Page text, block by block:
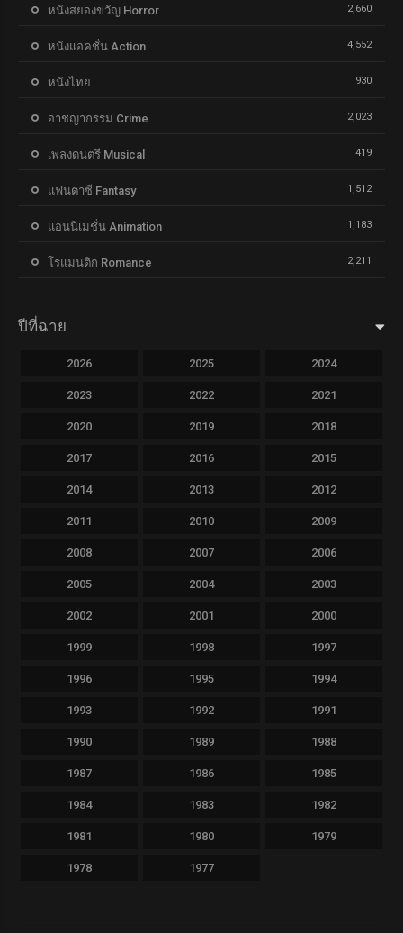
หนังสยองขวัญ Horror 2,660
หนังแอคชั่น Action 4,552
หนังไทย 930
อาชญากรรม Crime 2,023
เพลงดนตรี Musical 419
แฟนตาซี Fantasy 1,512
แอนนิเมชั่น Animation 1,183
โรแมนติก Romance 2,211
ปีที่ฉาย
2026 2025 2024
2023 2022 2021
2020 2019 2018
2017 2016 2015
2014 2013 2012
2011 2010 2009
2008 2007 2006
2005 2004 2003
2002 2001 2000
1999 1998 1997
1996 1995 1994
1993 1992 1991
1990 1989 1988
1987 1986 1985
1984 1983 1982
1981 1980 1979
1978 1977